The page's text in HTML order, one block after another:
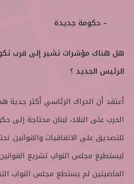
– حكومة جديدة
هل هناك مؤشرات تشير إلى قرب
الرئيس الجديد ؟
أعتقد أن الحراك الرئاسي أكثر
الحرب على البلاد، لبنان محتاجة
للتصديق على الاتفاقيات والقوانين.
ليستطيع مجلس النواب تشريع
الماضيتين لم يستطع مجلس النواب